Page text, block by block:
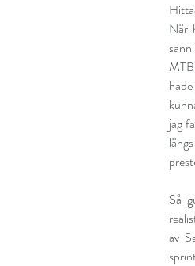
När
jag
Så
av